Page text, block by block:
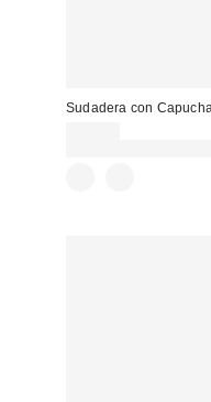
Sudadera con